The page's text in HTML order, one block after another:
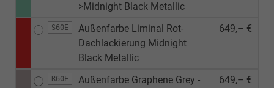
>Midnight Black Metallic
S60E
Außenfarbe Liminal Rot-
Dachlackierung Midnight
Black Metallic
649,– €
R60E
Außenfarbe Graphene Grey -
649,– €